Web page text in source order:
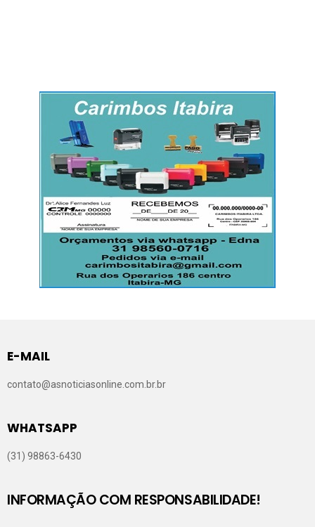
E-MAIL
contato@asnoticiasonline.com.br.br
WHATSAPP
(31) 98863-6430
INFORMAÇÃO COM RESPONSABILIDADE!